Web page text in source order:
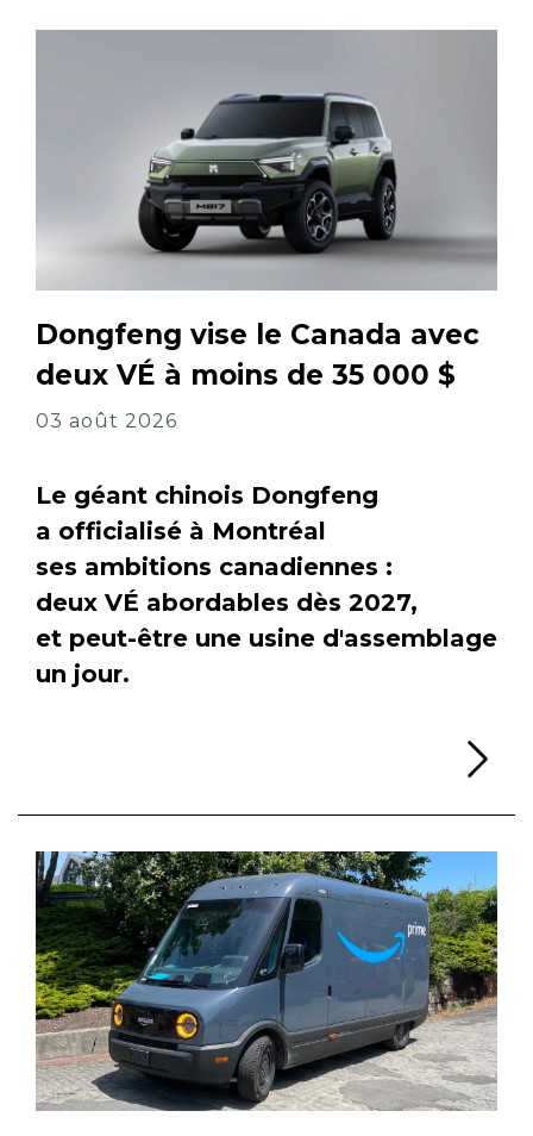
Dongfeng vise le Canada avec
deux VÉ à moins de 35 000 $
03 août 2026
Le géant chinois Dongfeng
a officialisé à Montréal
ses ambitions canadiennes :
deux VÉ abordables dès 2027,
et peut-être une usine d'assemblage
un jour.